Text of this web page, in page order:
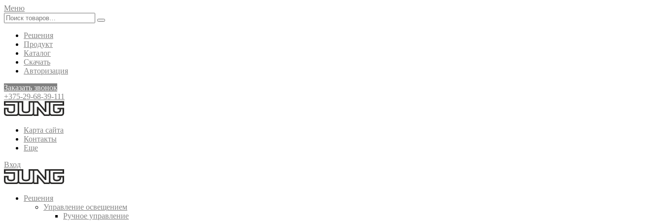
Меню
Решения
Продукт
Каталог
Скачать
Авторизация
Заказать звонок
+375-29-68-39-111
Карта сайта
Контакты
Еще
Вход
Решения
Управление освещением
Ручное управление